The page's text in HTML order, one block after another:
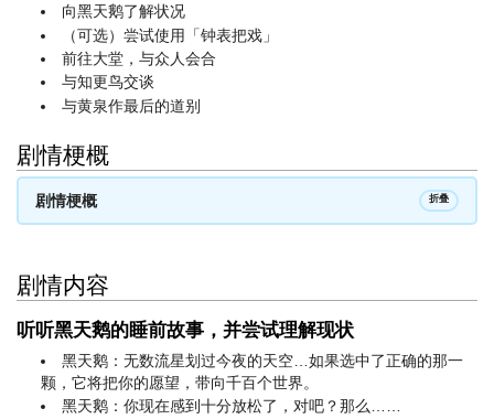
向黑天鹅了解状况
（可选）尝试使用「钟表把戏」
前往大堂，与众人会合
与知更鸟交谈
与黄泉作最后的道别
剧情梗概
剧情梗概 折叠
剧情内容
听听黑天鹅的睡前故事，并尝试理解现状
黑天鹅：无数流星划过今夜的天空…如果选中了正确的那一
颗，它将把你的愿望，带向千百个世界。
黑天鹅：你现在感到十分放松了，对吧？那么……